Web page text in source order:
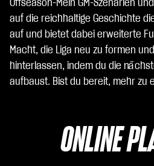
Offseason-Mein GM-Szenarien
auf die reichhaltige Geschichte
auf und bietet dabei erweiterte
Macht, die Liga neu zu formen
hinterlassen, indem du die
aufbaust. Bist du bereit, mehr zu
ONLINE